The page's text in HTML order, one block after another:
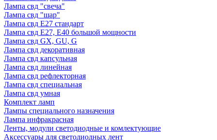
Лампа свд "свеча"
Лампа свд "шар"
Лампа свд E27 стандарт
Лампа свд E27, Е40 большой мощности
Лампа свд GX, GU, G
Лампа свд декоративная
Лампа свд капсульная
Лампа свд линейная
Лампа свд рефлекторная
Лампа свд специальная
Лампа свд умная
Комплект ламп
Лампы специального назначения
Лампа инфракрасная
Ленты, модули светодиодные и комлектующие
Аксессуары для светодиодных лент